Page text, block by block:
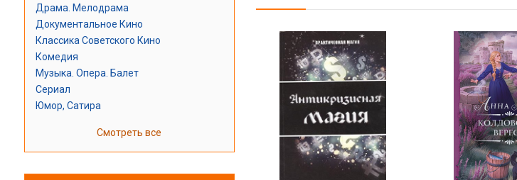
Драма. Мелодрама
Документальное Кино
Классика Советского Кино
Комедия
Музыка. Опера. Балет
Сериал
Юмор, Сатира
Смотреть все